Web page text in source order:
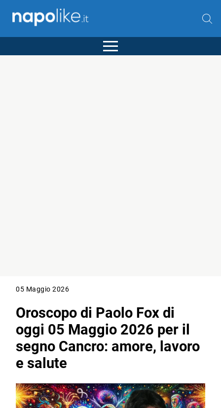
05 Maggio 2026
Oroscopo di Paolo Fox di
oggi 05 Maggio 2026 per il
segno Cancro: amore, lavoro
e salute